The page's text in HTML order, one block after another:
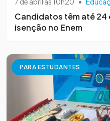
Candidatos têm até 24
isenção no Enem
PARA ESTUDANTES